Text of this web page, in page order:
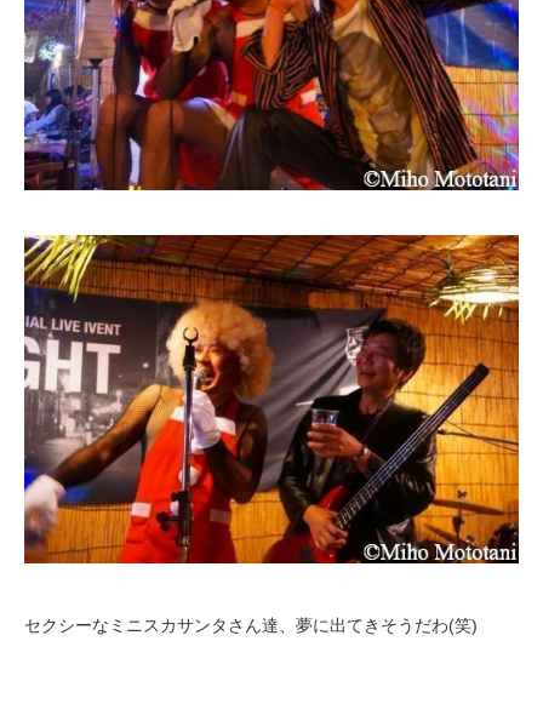
セクシーなミニスカサンタさん達、夢に出てきそうだわ(笑)